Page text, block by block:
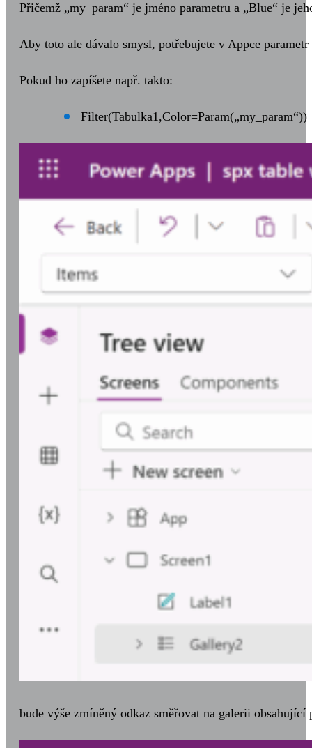
Přičemž „my_param“ je jméno parametru a „Blue“ je
Aby toto ale dávalo smysl, potřebujete v Appce
Pokud ho zapíšete např. takto:
Filter(Tabulka1,Color=Param(„my_param“))
bude výše zmíněný odkaz směřovat na galerii obsahující